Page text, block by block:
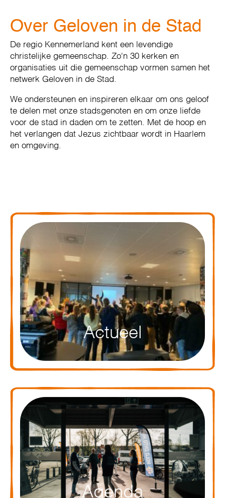
Over Geloven in de Stad
De regio Kennemerland kent een levendige
christelijke gemeenschap. Zo'n 30 kerken en
organisaties uit die gemeenschap vormen samen het
netwerk Geloven in de Stad.
We ondersteunen en inspireren elkaar om ons geloof
te delen met onze stadsgenoten en om onze liefde
voor de stad in daden om te zetten. Met de hoop en
het verlangen dat Jezus zichtbaar wordt in Haarlem
en omgeving.
Actueel
Agenda